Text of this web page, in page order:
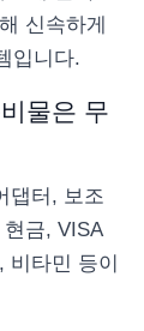
신속하게
입니다.
물은 무
댑터, 보조
금, VISA
타민 등이